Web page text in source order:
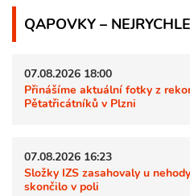
QAPOVKY –
07.08.2026 18:00
Přinášíme aktuální fotky z
Pětatřicátníků v Plzni
07.08.2026 16:23
Složky IZS zasahovaly u
skončilo v poli